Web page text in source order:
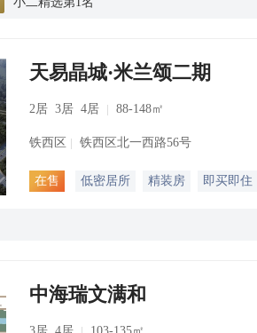
天易晶城·米兰颂二期
2居 3居 4居 88-148㎡
铁西区 铁西区北一西路56号
在售 低密居所 精装房 即买即住
中海瑞文满和